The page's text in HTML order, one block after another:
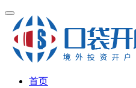
首页